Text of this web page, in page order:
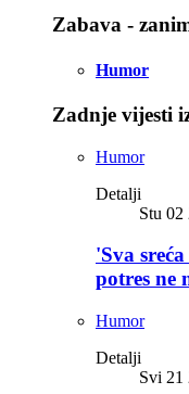
Zabava -
Humor
Zadnje vijesti
Humor
Detalji
Stu 02
'Sva
potres ne
Humor
Detalji
Svi 21